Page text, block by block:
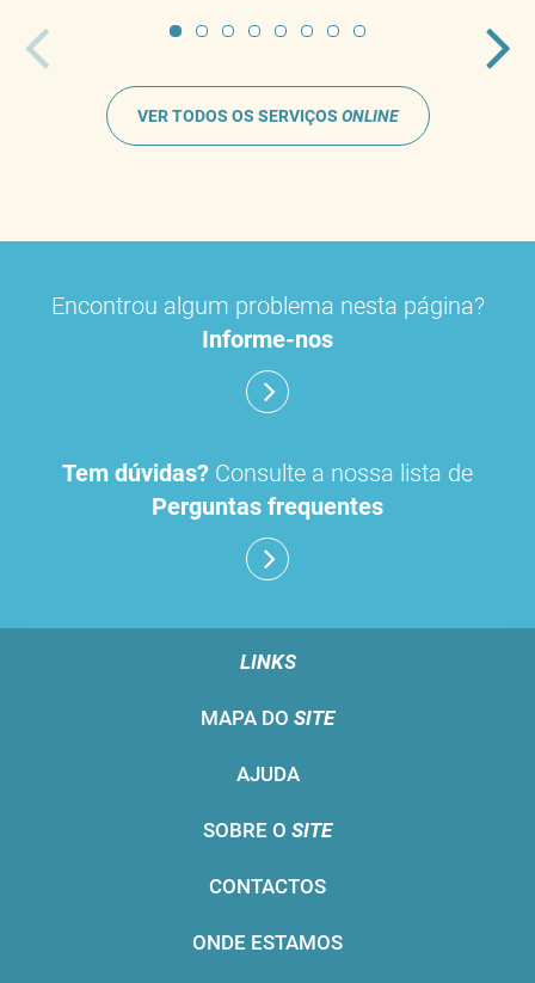
VER TODOS OS SERVIÇOS ONLINE
Encontrou algum problema nesta página?
Informe-nos
Tem dúvidas? Consulte a nossa lista de
Perguntas frequentes
LINKS
MAPA DO SITE
AJUDA
SOBRE O SITE
CONTACTOS
ONDE ESTAMOS